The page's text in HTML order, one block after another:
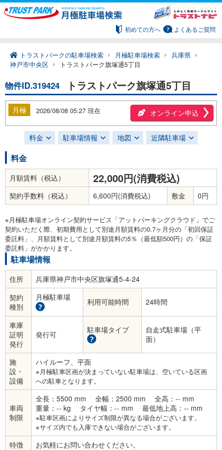
初めての方へ よくあるご質問
トラストパークの駐車場検索 月極駐車場検索
兵庫県
神戸市中央区
トラストパーク旗塚通5丁目
物件ID.319424 トラストパーク旗塚通5丁目
月極 2026/08/08 05:27 現在 オンライン申込
料金 駐車場情報 地図 近隣駐車場
料金
月額賃料（税込） 22,000円(消費税込)
契約手数料（税込） 6,600円(消費税込) 敷金 0円
※月極駐車場オンライン契約サービス「アットパーキングクラウド」でご
契約いただく際、初期費用として別途月額賃料の0.7ヶ月分の「初回保証
委託料」、月額賃料として別途月額賃料の5％（最低額500円）の「保証
委託料」がかかります。
駐車場情報
住所
兵庫県神戸市中央区旗塚通5-4-24
契約
種別
月極駐車場 利用可能時間 24時間
車庫
証明
発行
発行可 駐車場タイプ
自走式駐車場（平
面）
施
設・
設備
ハイルーフ、平面
※月極駐車区画が決まっていない駐車場は、空いている区画
への駐車となります。
車両
制限
全長：5500 mm 全幅：2500 mm
全高：-- mm
重量：-- kg
タイヤ幅：-- mm 最低地上高：-- mm
※駐車区画によりサイズ制限が異なる場合がございます。
※サイズ内でも入庫できない場合がございます。
特徴 お気軽にお問い合わせください。